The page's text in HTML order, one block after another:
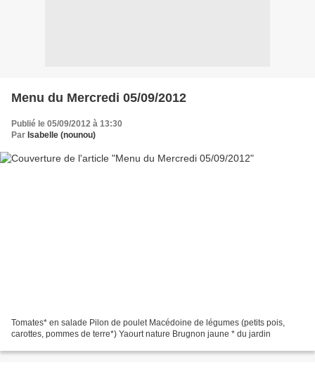
Menu du Mercredi 05/09/2012
Publié le 05/09/2012 à 13:30
Par Isabelle (nounou)
Tomates* en salade Pilon de poulet Macédoine de légumes (petits pois,
carottes, pommes de terre*) Yaourt nature Brugnon jaune * du jardin